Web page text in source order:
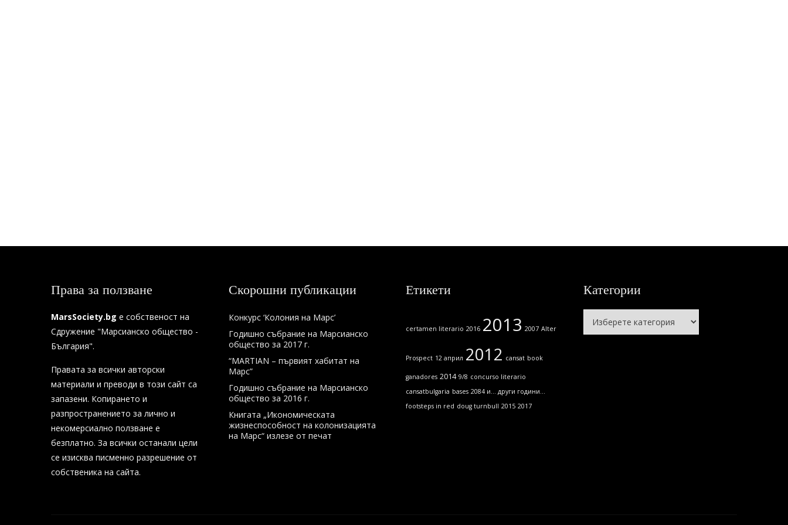
Права за ползване
MarsSociety.bg е собственост на
Сдружение "Марсианско общество -
България".
Правата за всички авторски
материали и преводи в този сайт са
запазени. Копирането и
разпространението за лично и
некомерсиално ползване е
безплатно. За всички останали цели
се изисква писменно разрешение от
собственика на сайта.
Скорошни публикации
Конкурс ‘Колония на Марс’
Годишно събрание на Марсианско
общество за 2017 г.
“MARTIAN – първият хабитат на
Марс”
Годишно събрание на Марсианско
общество за 2016 г.
Книгата „Икономическата
жизнеспособност на колонизацията
на Марс“ излезе от печат
Етикети
certamen literario 2016 2013 2007 Alter
Prospect 12 април 2012 cansat book
ganadores 2014 9/8 concurso literario
cansatbulgaria bases 2084 и... други години...
footsteps in red doug turnbull 2015 2017
Категории
Категории